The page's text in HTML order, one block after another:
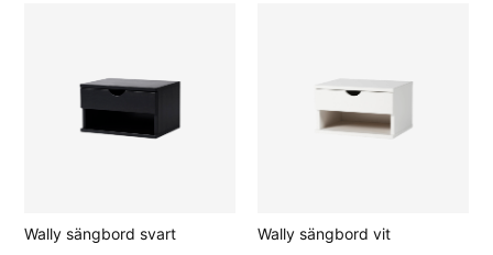
Wally sängbord svart Wally sängbord vit